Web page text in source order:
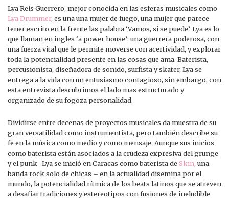
Lya Reis Guerrero, mejor conocida en las esferas musicales como
Lya Drummer, es una una mujer de fuego, una mujer que parece
tener escrito en la frente las palabra ‘Vamos, si se puede’. Lya es lo
que llaman en ingles ‘a power house’: una guerrera poderosa, con
una fuerza vital que le permite moverse con acertividad, y explorar
toda la potencialidad presente en las cosas que ama. Baterista,
percusionista, diseñadora de sonido, surfista y skater, Lya se
entrega a la vida con un entusiasmo contagioso, sin embargo, con
esta entrevista descubrimos el lado mas estructurado y
organizado de su fogoza personalidad.
Dividirse entre decenas de proyectos musicales da muestra de su
gran versatilidad como instrumentista, pero también describe su
fe en la música como medio y como mensaje. Aunque sus inicios
como baterista están asociados a la crudeza expresiva del grunge
y el punk -Lya se inició en Caracas como baterista de Skin, una
banda rock solo de chicas – en la actualidad disemina por el
mundo, la potencialidad rítmica de los beats latinos que se atreven
a desafiar tradiciones y estereotipos con fusiones de ineludible